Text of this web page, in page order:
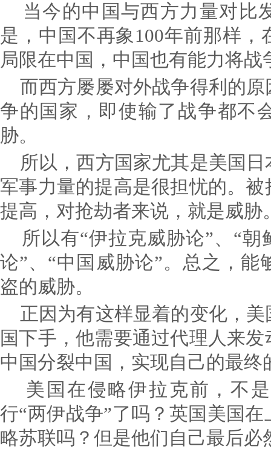
当今的中国与西方力量对比
是，中国不再象100年前那样，
局限在中国，中国也有能力将
而西方屡屡对外战争得利的原
争的国家，即使输了战争都不
胁。
所以，西方国家尤其是美国日
军事力量的提高是很担忧的。
提高，对抢劫者来说，就是威胁
所以有“伊拉克威胁论”、“朝
论”、“中国威胁论”。总之，能
盗的威胁。
正因为有这样显着的变化，美
国下手，他需要通过代理人来
中国分裂中国，实现自己的最终
美国在侵略伊拉克前，不
行“两伊战争”了吗？英国美国
略苏联吗？但是他们自己最后必